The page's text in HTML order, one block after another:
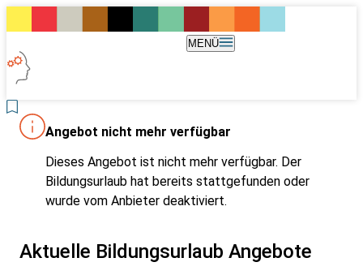
MENÜ
Angebot nicht mehr verfügbar
Dieses Angebot ist nicht mehr verfügbar. Der
Bildungsurlaub hat bereits stattgefunden oder
wurde vom Anbieter deaktiviert.
Aktuelle Bildungsurlaub Angebote